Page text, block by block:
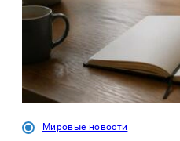
Мировые новости